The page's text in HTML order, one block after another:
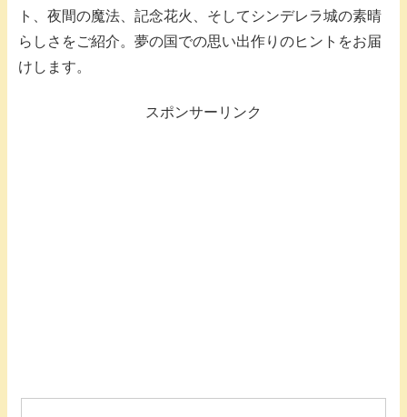
ト、夜間の魔法、記念花火、そしてシンデレラ城の素晴
らしさをご紹介。夢の国での思い出作りのヒントをお届
けします。
スポンサーリンク